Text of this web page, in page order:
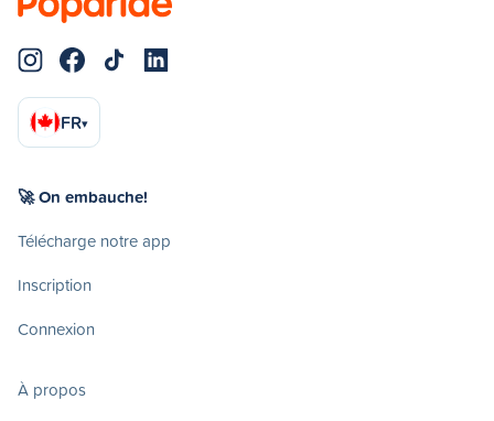
FR▾
🚀 On embauche!
Télécharge notre app
Inscription
Connexion
À propos